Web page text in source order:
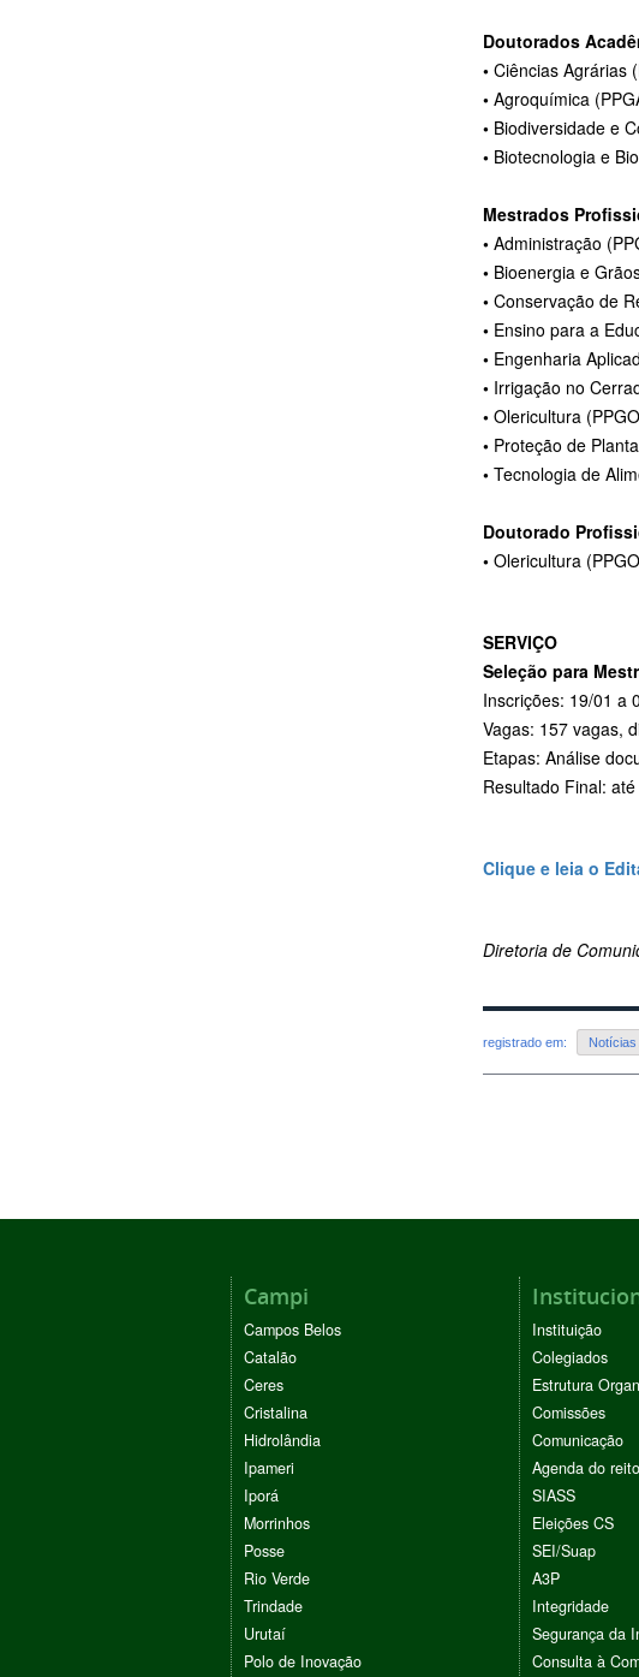
Doutorados
• Ciências Agrárias
• Agroquímica
• Biodiversidade e
• Biotecnologia e
Mestrados
• Administração
• Bioenergia e
• Conservação de
• Ensino para a
• Engenharia
• Irrigação no
• Olericultura
• Proteção de
• Tecnologia de
Doutorado
• Olericultura
SERVIÇO
Seleção para
Inscrições: 19/01 a
Vagas: 157 vagas,
Etapas: Análise
Resultado Final:
Clique e leia o
Diretoria de
registrado em: Notícias
Campi
Campos Belos
Catalão
Ceres
Cristalina
Hidrolândia
Ipameri
Iporá
Morrinhos
Posse
Rio Verde
Trindade
Urutaí
Polo de Inovação
Instituição
Colegiados
Estrutura
Comissões
Comunicação
Agenda do
SIASS
Eleições CS
SEI/Suap
A3P
Integridade
Segurança da
Consulta à